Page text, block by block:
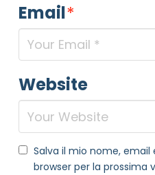
Email*
Website
Salva il mio nome, email
browser per la